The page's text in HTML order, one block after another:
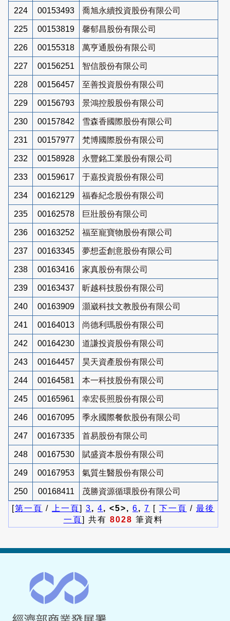
224 00153493 喬旭永續投資股份有限公司
225 00153819 馨郁昌股份有限公司
226 00155318 萬亨通股份有限公司
227 00156251 智信股份有限公司
228 00156457 至善投資股份有限公司
229 00156793 景鴻控股股份有限公司
230 00157842 雪森香國際股份有限公司
231 00157977 梵博國際股份有限公司
232 00158928 永豐銘工業股份有限公司
233 00159617 于嘉投資股份有限公司
234 00162129 福春紀念股份有限公司
235 00162578 巨壯股份有限公司
236 00163252 福至寵寶物股份有限公司
237 00163345 夢想盃創意股份有限公司
238 00163416 家真股份有限公司
239 00163437 昕越科技股份有限公司
240 00163909 灝崴科技文教股份有限公司
241 00164013 尚德利瑪股份有限公司
242 00164230 道謙投資股份有限公司
243 00164457 昊天資產股份有限公司
244 00164581 本一科技股份有限公司
245 00165961 幸宏長照股份有限公司
246 00167095 季永國際餐飲股份有限公司
247 00167335 首易股份有限公司
248 00167530 賦盛資本股份有限公司
249 00167953 氣質生醫股份有限公司
250 00168411
茂勝資源循環股份有限公司
[第一頁 / 上一頁] 3, 4, <5>, 6, 7 [ 下一頁 / 最後
一頁] 共有 8028 筆資料